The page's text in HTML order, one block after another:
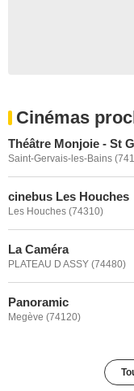
Cinémas
Théâtre Monjoie - St
Saint-Gervais-les-Bains
cinebus Les Houches
Les Houches (74310)
La Caméra
PLATEAU D ASSY (74480)
Panoramic
Megève (74120)